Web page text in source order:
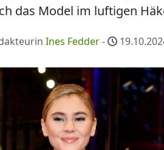
das Model im luftigen
Ines Fedder-